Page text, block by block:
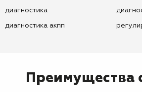
диагностика
диагностика акпп
Преимущества